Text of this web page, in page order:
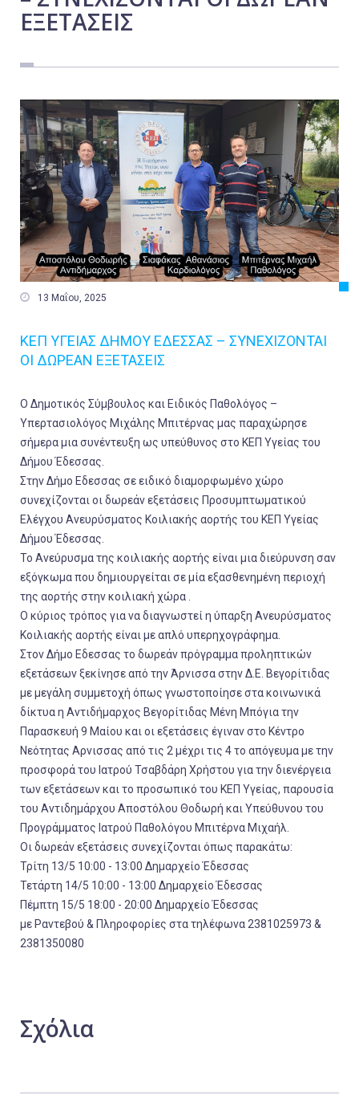
ΕΞΕΤΑΣΕΙΣ
 13 Μαΐου, 2025
ΚΕΠ ΥΓΕΙΑΣ ΔΗΜΟΥ ΕΔΕΣΣΑΣ – ΣΥΝΕΧΙΖΟΝΤΑΙ
ΟΙ ΔΩΡΕΑΝ ΕΞΕΤΑΣΕΙΣ
Ο Δημοτικός Σύμβουλος και Ειδικός Παθολόγος –
Υπερτασιολόγος Μιχάλης Μπιτέρνας μας παραχώρησε
σήμερα μια συνέντευξη ως υπεύθυνος στο ΚΕΠ Υγείας του
Δήμου Έδεσσας.
Στην Δήμο Εδεσσας σε ειδικό διαμορφωμένο χώρο
συνεχίζονται οι δωρεάν εξετάσεις Προσυμπτωματικού
Ελέγχου Ανευρύσματος Κοιλιακής αορτής του ΚΕΠ Υγείας
Δήμου Έδεσσας.
Το Ανεύρυσμα της κοιλιακής αορτής είναι μια διεύρυνση σαν
εξόγκωμα που δημιουργείται σε μία εξασθενημένη περιοχή
της αορτής στην κοιλιακή χώρα .
Ο κύριος τρόπος για να διαγνωστεί η ύπαρξη Ανευρύσματος
Κοιλιακής αορτής είναι με απλό υπερηχογράφημα.
Στον Δήμο Εδεσσας το δωρεάν πρόγραμμα προληπτικών
εξετάσεων ξεκίνησε από την Άρνισσα στην Δ.Ε. Βεγορίτιδας
με μεγάλη συμμετοχή όπως γνωστοποίησε στα κοινωνικά
δίκτυα η Αντιδήμαρχος Βεγορίτιδας Μένη Μπόγια την
Παρασκευή 9 Μαίου και οι εξετάσεις έγιναν στο Κέντρο
Νεότητας Αρνισσας από τις 2 μέχρι τις 4 το απόγευμα με την
προσφορά του Ιατρού Τσαβδάρη Χρήστου για την διενέργεια
των εξετάσεων και το προσωπικό του ΚΕΠ Υγείας, παρουσία
του Αντιδημάρχου Αποστόλου Θοδωρή και Υπεύθυνου του
Προγράμματος Ιατρού Παθολόγου Μπιτέρνα Μιχαήλ.
Οι δωρεάν εξετάσεις συνεχίζονται όπως παρακάτω:
Τρίτη 13/5 10:00 - 13:00 Δημαρχείο Έδεσσας
Τετάρτη 14/5 10:00 - 13:00 Δημαρχείο Έδεσσας
Πέμπτη 15/5 18:00 - 20:00 Δημαρχείο Έδεσσας
με Ραντεβού & Πληροφορίες στα τηλέφωνα 2381025973 &
2381350080
Σχόλια
Τοπικά
Αγροτικά
Οικονομία
Πολιτική
Αθλητικά
Αστυνομικό Δελτίο